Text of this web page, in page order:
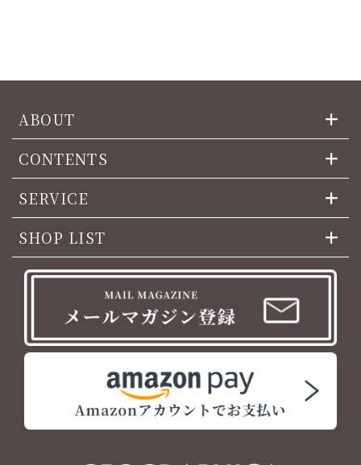
ABOUT
CONTENTS
SERVICE
SHOP LIST